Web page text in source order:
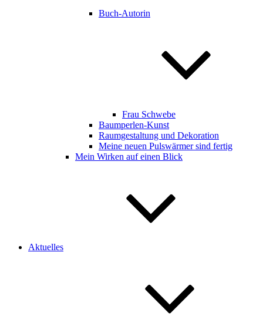
Buch-Autorin
Frau Schwebe
Baumperlen-Kunst
Raumgestaltung und Dekoration
Meine neuen Pulswärmer sind fertig
Mein Wirken auf einen Blick
Aktuelles